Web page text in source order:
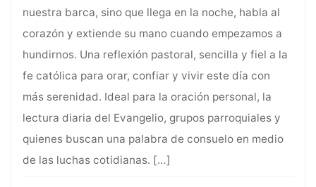
nuestra barca, sino que llega en la noche, habla al
corazón y extiende su mano cuando empezamos a
hundirnos. Una reflexión pastoral, sencilla y fiel a la
fe católica para orar, confiar y vivir este día con
más serenidad. Ideal para la oración personal, la
lectura diaria del Evangelio, grupos parroquiales y
quienes buscan una palabra de consuelo en medio
de las luchas cotidianas. […]